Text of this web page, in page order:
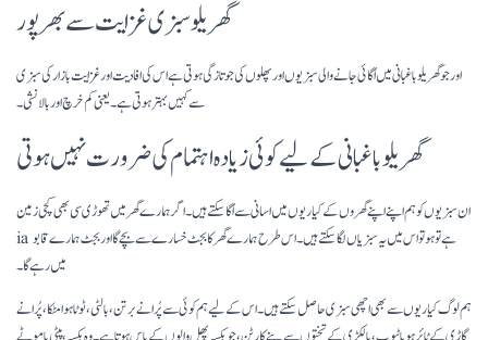
گھریلو سبزی غزایت سے بھر پور
اور جو گھریلو باغبانی میں اُگائی جانے والی سبزیوں اور پھلوں کی جو تازگی ہوتی ہے اس کی افادیت اور غزایت بازار کی سبزی
سے کہیں بہتر ہوتی ہے ۔ یعنی کم خرچ اور بالا نشی ۔
گھریلو باغبانی کے لیے کوئی زیادہ اہتمام کی ضرورت نہیں ہوتی
ان سبزیوں کو ہم اپنے اپنے گھروں کے کیاریوں میں اسانی سے اُگا سکتے ہیں ۔ اگر ہمارے گھر میں تھوڑی سی بھی کچی زمین
ia ہے تو ہو تو اس میں یہ سبزیاں لگاسکتے ہیں ۔ اس طرح ہمارے گھر کا بجٹ خسارے سے بچے گا اور بجٹ ہمارے قابو
میں رہے گا ۔
ہم لوگ کیاریوں سے بھی اچھی سبزی حاصل سکتے ہیں۔ اس کے لیے ہم کوئی سے پُرانے برتن، بالٹی، ٹوٹا ہوا مٹکا، پُرانے